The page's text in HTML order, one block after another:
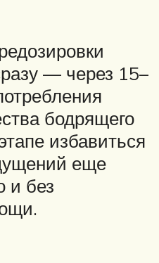
— через 15–
бодрящего
избавиться
еще
и без